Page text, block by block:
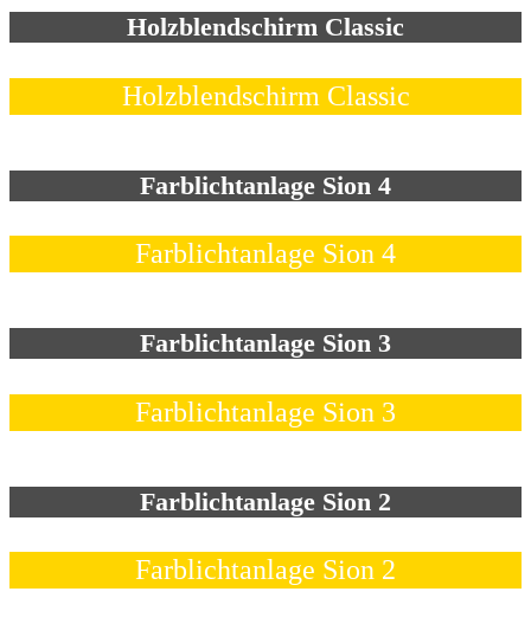
Holzblendschirm Classic
Holzblendschirm Classic
Farblichtanlage Sion 4
Farblichtanlage Sion 4
Farblichtanlage Sion 3
Farblichtanlage Sion 3
Farblichtanlage Sion 2
Farblichtanlage Sion 2